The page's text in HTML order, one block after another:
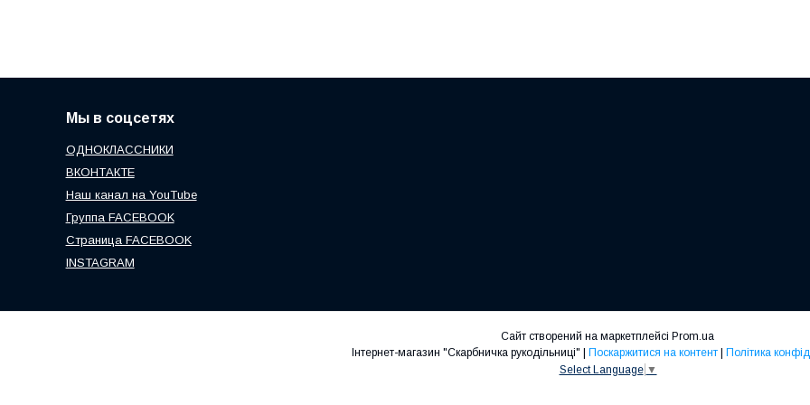
Мы в соцсетях
ОДНОКЛАССНИКИ
ВКОНТАКТЕ
Наш канал на YouTube
Группа FACEBOOK
Страница FACEBOOK
INSTAGRAM
Сайт створений на маркетплейсі Prom.ua
Інтернет-магазин "Скарбничка рукодільниці" | Поскаржитися на контент | Політика
Select Language ▼